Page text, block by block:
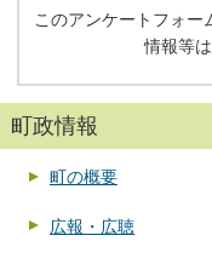
このアンケートフォー
情報等
町政情報
町の概要
広報・広聴